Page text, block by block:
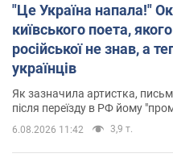
"Це Україна напала!"
київського поета,
російської не знав, а
українців
Як зазначила артистка,
після переїзду в РФ йому
6.08.2026 11:42 3,9 т.